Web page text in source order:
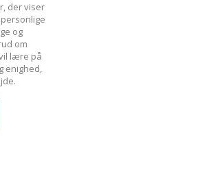
der viser
og
om
lære på
enighed,